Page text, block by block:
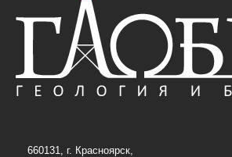
660131, г. Красноярск,